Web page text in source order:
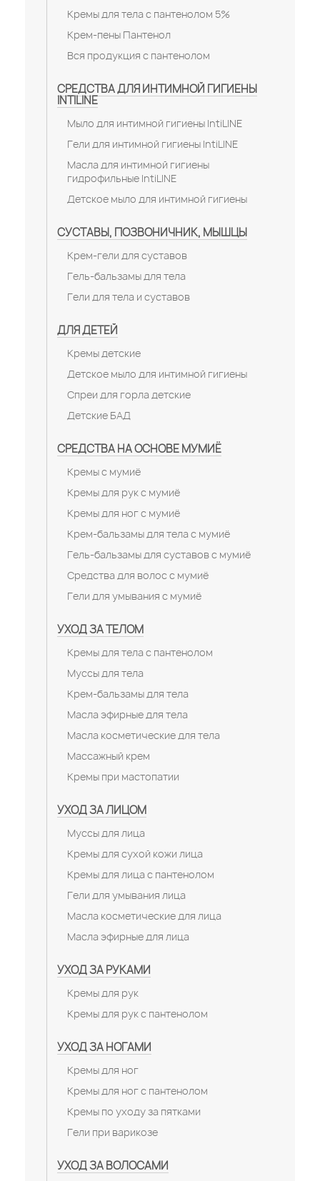
Кремы для тела с пантенолом 5%
Крем-пены Пантенол
Вся продукция с пантенолом
СРЕДСТВА ДЛЯ ИНТИМНОЙ ГИГИЕНЫ
INTILINE
Мыло для интимной гигиены IntiLINE
Гели для интимной гигиены IntiLINE
Масла для интимной гигиены
гидрофильные IntiLINE
Детское мыло для интимной гигиены
СУСТАВЫ, ПОЗВОНИЧНИК, МЫШЦЫ
Крем-гели для суставов
Гель-бальзамы для тела
Гели для тела и суставов
ДЛЯ ДЕТЕЙ
Кремы детские
Детское мыло для интимной гигиены
Спреи для горла детские
Детские БАД
СРЕДСТВА НА ОСНОВЕ МУМИЁ
Кремы с мумиё
Кремы для рук с мумиё
Кремы для ног с мумиё
Крем-бальзамы для тела с мумиё
Гель-бальзамы для суставов с мумиё
Средства для волос с мумиё
Гели для умывания с мумиё
УХОД ЗА ТЕЛОМ
Кремы для тела с пантенолом
Муссы для тела
Крем-бальзамы для тела
Масла эфирные для тела
Масла косметические для тела
Массажный крем
Кремы при мастопатии
УХОД ЗА ЛИЦОМ
Муссы для лица
Кремы для сухой кожи лица
Кремы для лица с пантенолом
Гели для умывания лица
Масла косметические для лица
Масла эфирные для лица
УХОД ЗА РУКАМИ
Кремы для рук
Кремы для рук с пантенолом
УХОД ЗА НОГАМИ
Кремы для ног
Кремы для ног с пантенолом
Кремы по уходу за пятками
Гели при варикозе
УХОД ЗА ВОЛОСАМИ